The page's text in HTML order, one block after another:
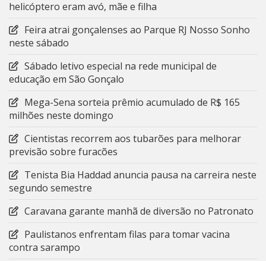
helicóptero eram avó, mãe e filha
Feira atrai gonçalenses ao Parque RJ Nosso Sonho
neste sábado
Sábado letivo especial na rede municipal de
educação em São Gonçalo
Mega-Sena sorteia prêmio acumulado de R$ 165
milhões neste domingo
Cientistas recorrem aos tubarões para melhorar
previsão sobre furacões
Tenista Bia Haddad anuncia pausa na carreira neste
segundo semestre
Caravana garante manhã de diversão no Patronato
Paulistanos enfrentam filas para tomar vacina
contra sarampo